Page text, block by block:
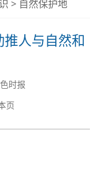
> 自然保护地
推人与自然和
时报
页